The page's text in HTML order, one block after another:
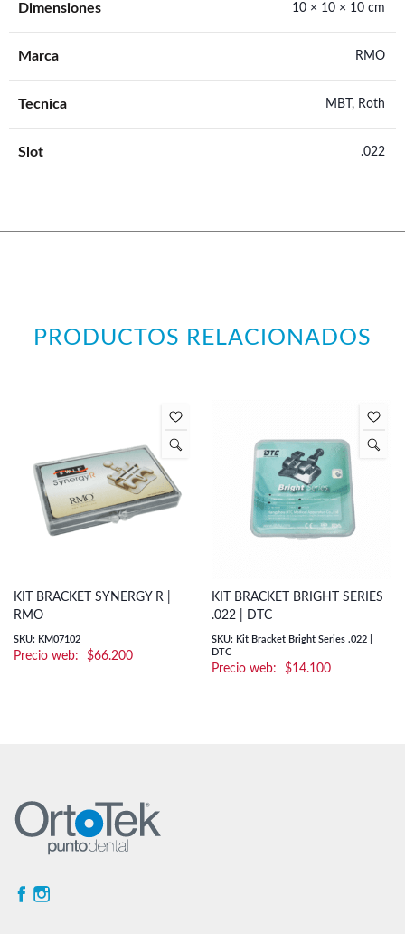
Dimensiones 10 × 10 × 10 cm
Marca RMO
Tecnica MBT, Roth
Slot .022
PRODUCTOS RELACIONADOS
KIT BRACKET SYNERGY R |
RMO
SKU: KM07102
$66.200
KIT BRACKET BRIGHT SERIES
.022 | DTC
SKU: Kit Bracket Bright Series .022 |
DTC
$14.100